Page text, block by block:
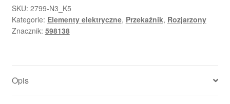
598138
SKU: 2799-N3_K5
Kategorie: Elementy elektryczne, Przekaźnik, Rozjarzony
Znacznik: 598138
Opis